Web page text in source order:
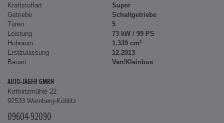
Kraftstoffart
Super
Getriebe
Schaltgetriebe
Türen
5
Leistung
73 kW / 99 PS
Hubraum
1.339 cm³
Erstzulassung
12.2013
Bauart
Van/Kleinbus
AUTO-JÄGER GMBH
Kettnitzmühle 22
92533 Wernberg-Köblitz
09604-92090